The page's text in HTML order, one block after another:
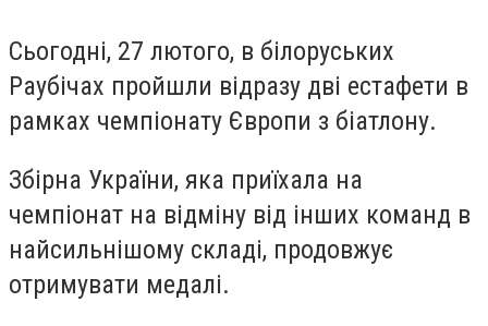
Сьогодні, 27 лютого, в білоруських
Раубічах пройшли відразу дві естафети в
рамках чемпіонату Європи з біатлону.
Збірна України, яка приїхала на
чемпіонат на відміну від інших команд в
найсильнішому складі, продовжує
отримувати медалі.